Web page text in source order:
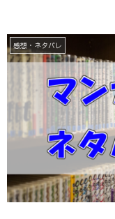
感想・ネタバレ